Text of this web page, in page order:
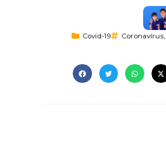
Covid-19 Coronavírus,